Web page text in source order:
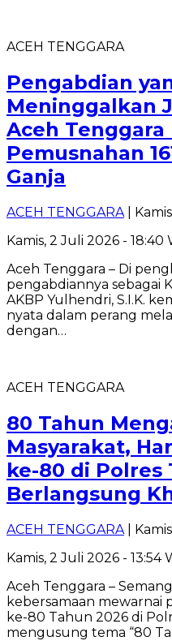
ACEH TENGGARA
Pengabdian
Meninggalkan
Aceh Tenggara
Pemusnahan
Ganja
ACEH TENGGARA|
Kamis, 2 Juli 2026 - 18:40
Aceh Tenggara – Di
pengabdiannya sebagai
AKBP Yulhendri, S.I.K.
nyata dalam perang
dengan…
ACEH TENGGARA
80 Tahun
Masyarakat,
ke-80 di Polres
Berlangsung
ACEH TENGGARA|
Kamis, 2 Juli 2026 - 13:54
Aceh Tenggara –
kebersamaan mewarnai
ke-80 Tahun 2026 di
mengusung tema “80